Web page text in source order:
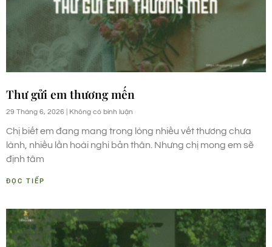
Thư gửi em thương mến
29 Tháng 6, 2026 Không có bình luận
Chị biết em đang mang trong lòng nhiều vết thương chưa
lành, nhiều lần hoài nghi bản thân. Nhưng chị mong em sẽ
định tâm
ĐỌC TIẾP